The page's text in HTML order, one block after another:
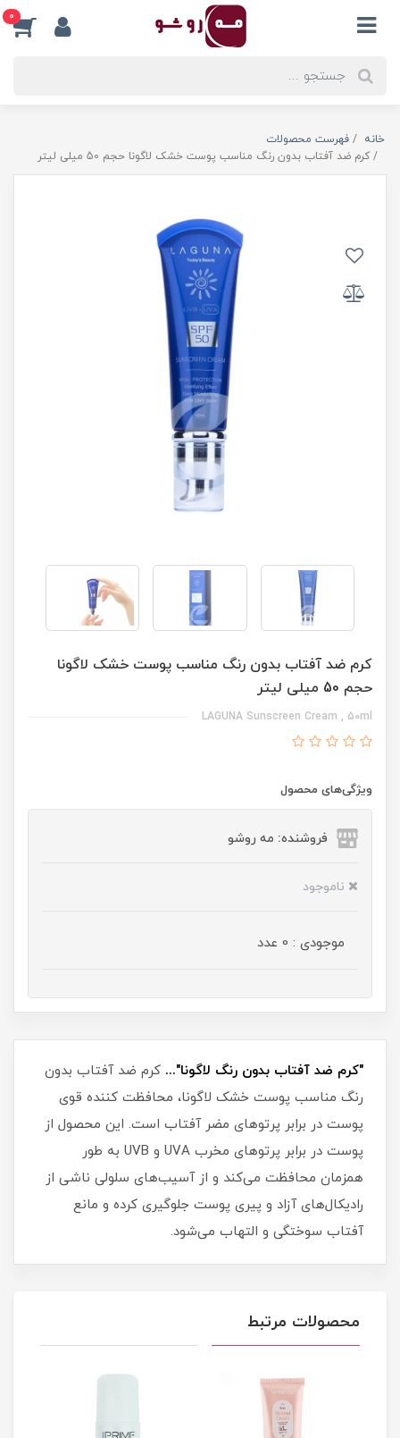
0
خانه
فهرست محصولات
کرم ضد آفتاب بدون رنگ مناسب پوست خشک لاگونا حجم 50 میلی لیتر
کرم ضد آفتاب بدون رنگ مناسب پوست خشک لاگونا
حجم 50 میلی لیتر
LAGUNA Sunscreen Cream , 50ml
ویژگی‌های محصول
فروشنده: مه رو‌شو
ناموجود
موجودی : 0 عدد
"کرم ضد آفتاب بدون رنگ لاگونا"... کرم ضد آفتاب بدون
رنگ مناسب پوست خشک لاگونا، محافظت کننده قوی
پوست در برابر پرتوهای مضر آفتاب است. این محصول از
پوست در برابر پرتوهای مخرب UVA و UVB به طور
همزمان محافظت می‌کند و از آسیب‌های سلولی ناشی از
رادیکال‌های آزاد و پیری پوست جلوگیری کرده و مانع
آفتاب سوختگی و التهاب می‌شود.
محصولات مرتبط